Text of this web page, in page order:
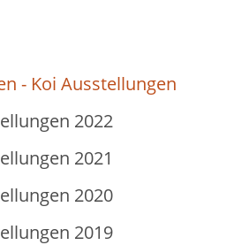
- Koi Ausstellungen
2022
2021
2020
2019